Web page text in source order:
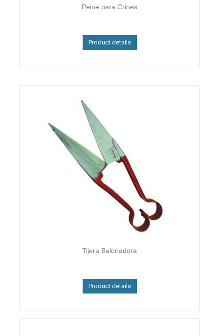
Peine para Crines
Product details
Tijera Balonadora
Product details